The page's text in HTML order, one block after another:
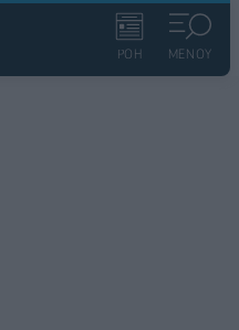
ΡΟΗ ΜΕΝΟΥ